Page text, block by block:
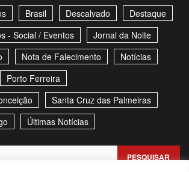
Brasil Descalvado
Destaque
- Social / Eventos
Jornal da Noite
Nota de Falecimento
Notícias
Porto Ferreira
Santa Cruz das Palmeiras
Últimas Notícias